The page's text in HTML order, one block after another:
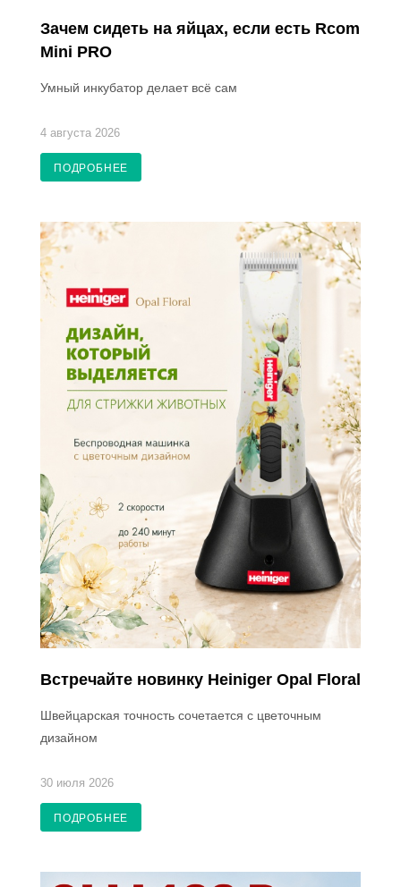
Зачем сидеть на яйцах, если есть Rcom
Mini PRO
Умный инкубатор делает всё сам
4 августа 2026
ПОДРОБНЕЕ
Встречайте новинку Heiniger Opal Floral
Швейцарская точность сочетается с цветочным
дизайном
30 июля 2026
ПОДРОБНЕЕ